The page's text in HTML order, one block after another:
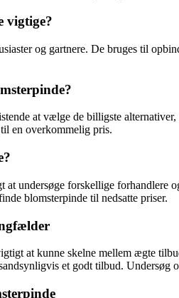
vigtige?
og gartnere. De bruges til
at vælge de billigste
en overkommelig pris.
undersøge forskellige
blomsterpinde til nedsatte priser.
at kunne skelne mellem ægte
et godt tilbud. Undersøg